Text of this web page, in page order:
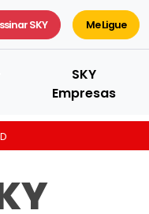
SKY Me Ligue
SKY
Empresas